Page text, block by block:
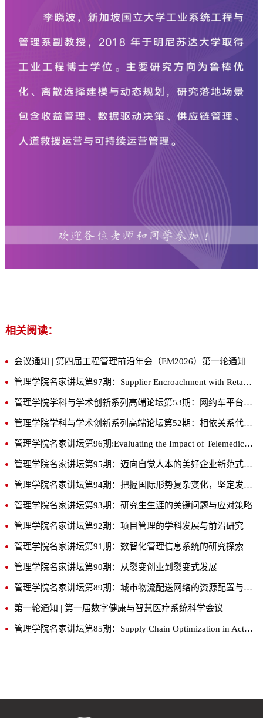
相关阅读：
会议通知 | 第四届工程管理前沿年会（EM2026）第一轮通知
管理学院名家讲坛第97期：Supplier Encroachment with Retailer Partial Upstream Ownership
管理学院学科与学术创新系列高端论坛第53期：网约车平台接入巡游出租车：按需城市出行生态治理研究
管理学院学科与学术创新系列高端论坛第52期：相依关系代价：前置仓的品类与库存优化设计
管理学院名家讲坛第96期:Evaluating the Impact of Telemedicine Services on Community Health: A County-Level Analysis
管理学院名家讲坛第95期：迈向自觉人本的美好企业新范式-从HW-BLM透视胖东来的成功模式及理论启示
管理学院名家讲坛第94期：把握国际形势复杂变化，坚定发展外向型经济
管理学院名家讲坛第93期：研究生生涯的关键问题与应对策略
管理学院名家讲坛第92期：项目管理的学科发展与前沿研究
管理学院名家讲坛第91期：数智化管理信息系统的研究探索
管理学院名家讲坛第90期：从裂变创业到裂变式发展
管理学院名家讲坛第89期：城市物流配送网络的资源配置与数智化协同调度问题研究
第一轮通知 | 第一届数字健康与智慧医疗系统科学会议
管理学院名家讲坛第85期：Supply Chain Optimization in Action